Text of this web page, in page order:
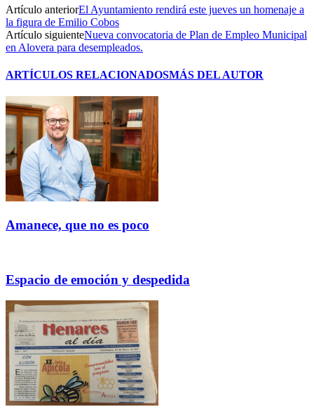
Artículo anteriorEl Ayuntamiento rendirá este jueves un homenaje a
la figura de Emilio Cobos
Artículo siguienteNueva convocatoria de Plan de Empleo Municipal
en Alovera para desempleados.
ARTÍCULOS RELACIONADOSMÁS DEL AUTOR
Amanece, que no es poco
Espacio de emoción y despedida